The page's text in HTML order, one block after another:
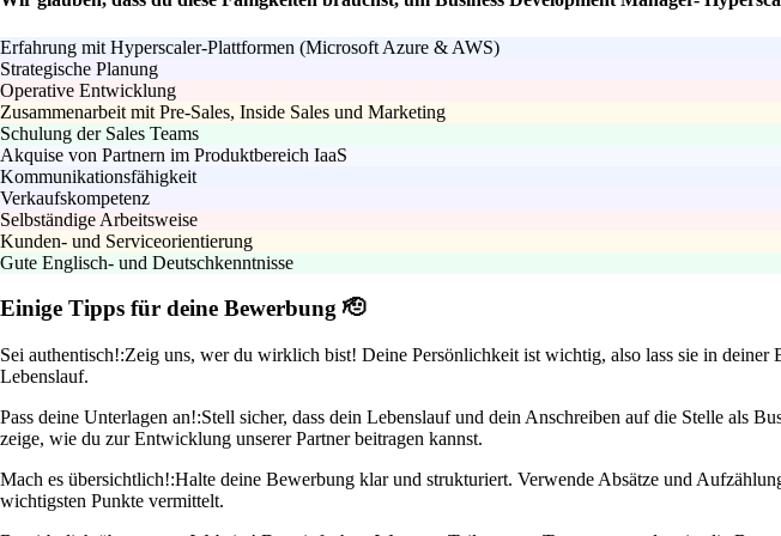
Erfahrung mit Hyperscaler-Plattformen (Microsoft Azure & AWS)
Strategische Planung
Operative Entwicklung
Zusammenarbeit mit Pre-Sales, Inside Sales und Marketing
Schulung der Sales Teams
Akquise von Partnern im Produktbereich IaaS
Kommunikationsfähigkeit
Verkaufskompetenz
Selbständige Arbeitsweise
Kunden- und Serviceorientierung
Gute Englisch- und Deutschkenntnisse
Einige Tipps für deine Bewerbung 🫡
Sei authentisch!:Zeig uns, wer du wirklich bist! Deine Persönlichkeit ist wichtig, also lass sie in
Lebenslauf.
Pass deine Unterlagen an!:Stell sicher, dass dein Lebenslauf und dein Anschreiben auf die Stelle als
zeige, wie du zur Entwicklung unserer Partner beitragen kannst.
Mach es übersichtlich!:Halte deine Bewerbung klar und strukturiert. Verwende Absätze und
wichtigsten Punkte vermittelt.